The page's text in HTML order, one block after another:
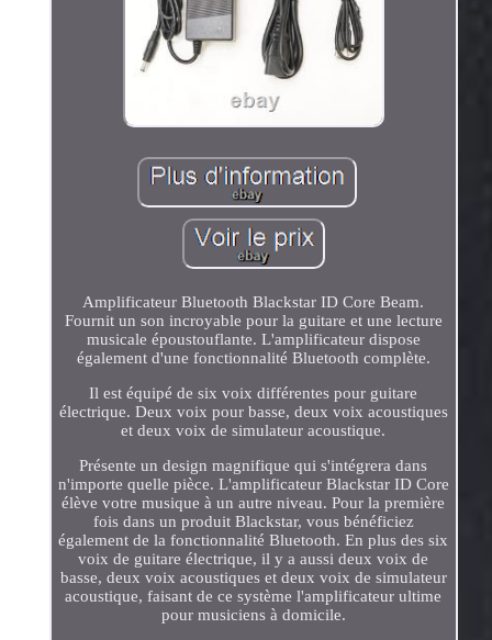
Amplificateur Bluetooth Blackstar ID Core Beam.
Fournit un son incroyable pour la guitare et une lecture
musicale époustouflante. L'amplificateur dispose
également d'une fonctionnalité Bluetooth complète.
Il est équipé de six voix différentes pour guitare
électrique. Deux voix pour basse, deux voix acoustiques
et deux voix de simulateur acoustique.
Présente un design magnifique qui s'intégrera dans
n'importe quelle pièce. L'amplificateur Blackstar ID Core
élève votre musique à un autre niveau. Pour la première
fois dans un produit Blackstar, vous bénéficiez
également de la fonctionnalité Bluetooth. En plus des six
voix de guitare électrique, il y a aussi deux voix de
basse, deux voix acoustiques et deux voix de simulateur
acoustique, faisant de ce système l'amplificateur ultime
pour musiciens à domicile.